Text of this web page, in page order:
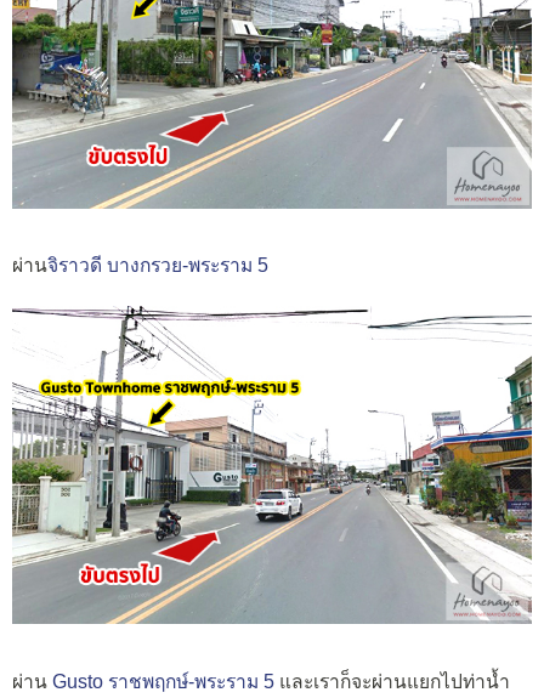
ผ่านจิราวดี บางกรวย-พระราม 5
ผ่าน Gusto ราชพฤกษ์-พระราม 5 และเราก็จะผ่านแยกไปท่าน้ำ